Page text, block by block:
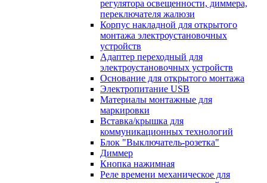
регулятора освещенности, диммера,
переключателя жалюзи
Корпус накладной для открытого
монтажа электроустановочных
устройств
Адаптер переходный для
электроустановочных устройств
Основание для открытого монтажа
Электропитание USB
Материалы монтажные для
маркировки
Вставка/крышка для
коммуникационных технологий
Блок "Выключатель-розетка"
Диммер
Кнопка нажимная
Реле времени механическое для